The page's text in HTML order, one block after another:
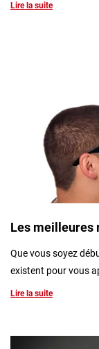
Lire la suite
Les meilleures
Que vous soyez
existent pour vous
Lire la suite